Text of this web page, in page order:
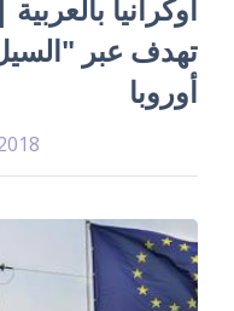
أوكرانيا
أوروبا
22:38